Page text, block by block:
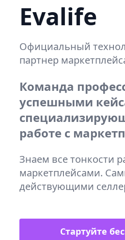
Evalife
Официальный
партнер
Команда
успешными
работе с
Знаем все тонкости
маркетплейсами.
действующими
Стартуйте